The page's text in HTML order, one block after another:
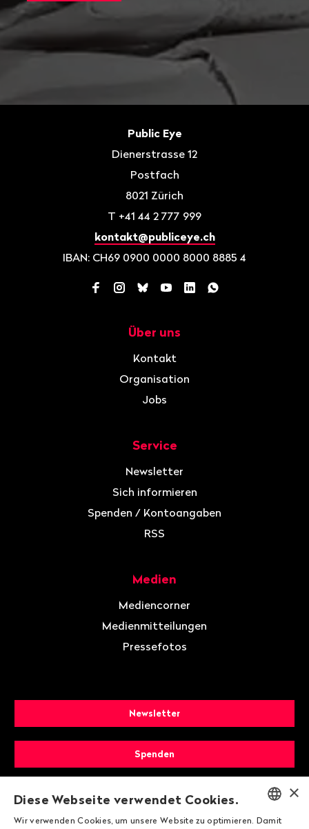
Public Eye
Dienerstrasse 12
Postfach
8021 Zürich
T +41 44 2 777 999
kontakt@publiceye.ch
IBAN: CH69 0900 0000 8000 8885 4
Facebook
Instagram
BlueskyYouTube
LinkedInWhatsApp
Über uns
Kontakt
Organisation
Jobs
Service
Newsletter
Sich informieren
Spenden / Kontoangaben
RSS
Medien
Mediencorner
Medienmitteilungen
Pressefotos
Newsletter
Spenden
Mitglied werden ×
Diese Webseite verwendet Cookies.
Wir verwenden Cookies, um unsere Website zu optimieren. Damit